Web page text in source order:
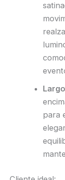
para